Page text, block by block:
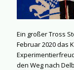
Ein großer Tross
Februar 2020 das
den Weg nach